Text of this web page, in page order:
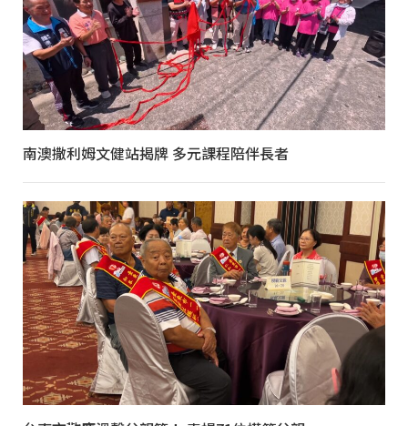
南澳撒利姆文健站揭牌 多元課程陪伴長者